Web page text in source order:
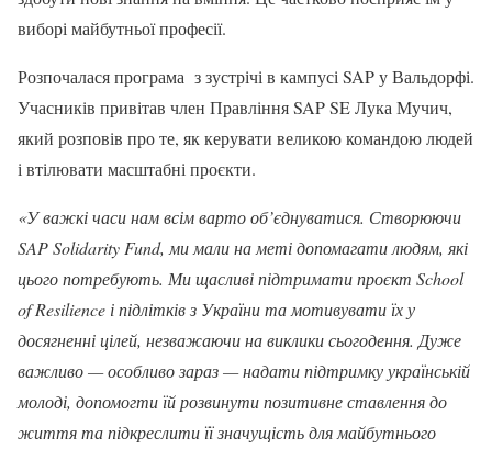
виборі майбутньої професії.
Розпочалася програма з зустрічі в кампусі SAP у Вальдорфі.
Учасників привітав член Правління SAP SE Лука Мучич,
який розповів про те, як керувати великою командою людей
і втілювати масштабні проєкти.
«У важкі часи нам всім варто об’єднуватися. Створюючи
SAPSolidarity Fund, ми мали на меті допомагати людям, які
цього потребують. Ми щасливі підтримати проєкт School
of Resilience і підлітків з України та мотивувати їх у
досягненні цілей, незважаючи на виклики сьогодення. Дуже
важливо—особливо зараз—надати підтримку українській
молоді, допомогти їй розвинути позитивне ставлення до
життя та підкреслити її значущість для майбутнього